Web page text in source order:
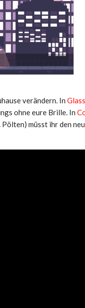
verändern. In
ohne eure Brille. In
Pölten) müsst ihr den